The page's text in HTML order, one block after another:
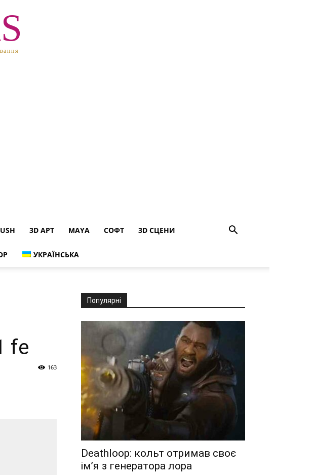
3D АРТ MAYA СОФТ 3D СЦЕНИ
УКРАЇНСЬКА
fe
163
Популярні
Deathloop: кольт отримав своє
ім’я з генератора лора